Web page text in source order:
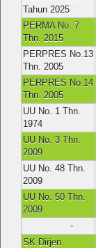
Tahun 2025
PERMA No. 7
Thn. 2015
PERPRES No.13
Thn. 2005
PERPRES No.14
Thn. 2005
UU No. 1 Thn.
1974
UU No. 3 Thn.
2009
UU No. 48 Thn.
2009
UU No. 50 Thn.
2009
-
SK Dirjen